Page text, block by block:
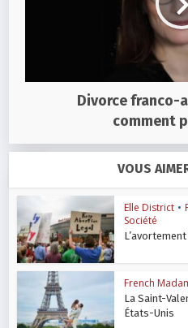
Divorce franco-
comment
VOUS
Elle District •
Société
French
La Saint-
États-Unis